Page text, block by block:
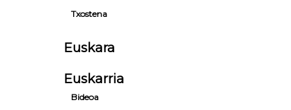
Txostena
Euskara
Euskarria
Bideoa